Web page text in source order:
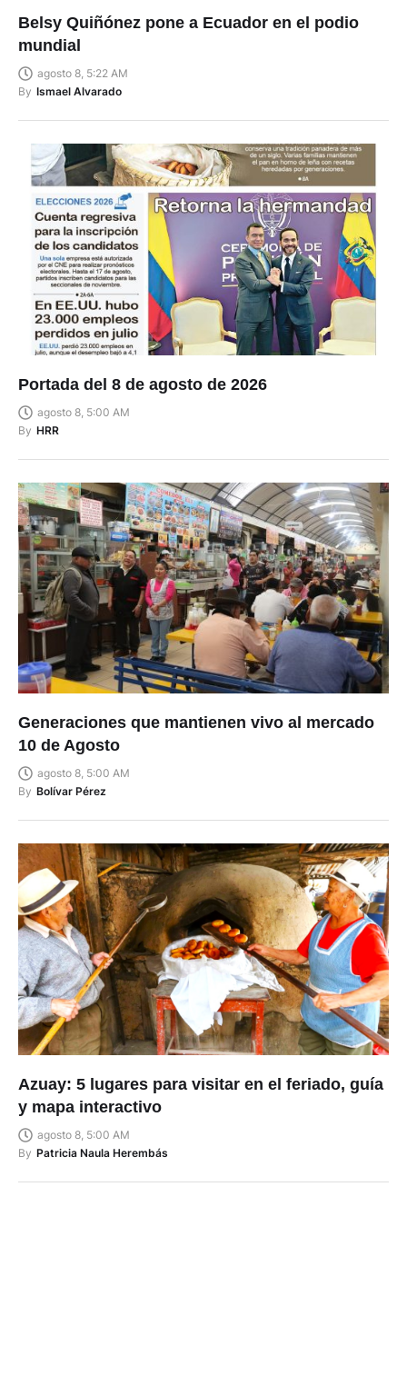
Belsy Quiñónez pone a Ecuador en el podio
mundial
agosto 8, 5:22 AM
By Ismael Alvarado
Portada del 8 de agosto de 2026
agosto 8, 5:00 AM
By HRR
Generaciones que mantienen vivo al mercado
10 de Agosto
agosto 8, 5:00 AM
By Bolívar Pérez
Azuay: 5 lugares para visitar en el feriado, guía
y mapa interactivo
agosto 8, 5:00 AM
By Patricia Naula Herembás